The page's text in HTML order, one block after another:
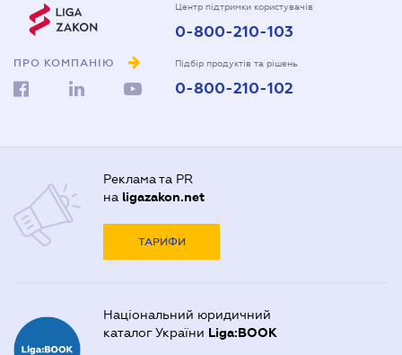
ПРО КОМПАНІЮ
Центр підтримки користувачів
0-800-210-103
Підбір продуктів та рішень
0-800-210-102
Реклама та PR
на ligazakon.net
ТАРИФИ
Національний юридичний
каталог України Liga:BOOK